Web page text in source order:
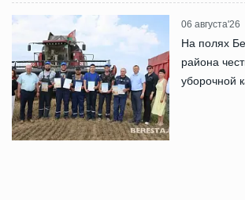
06 августа'26
На полях
района
уборочной